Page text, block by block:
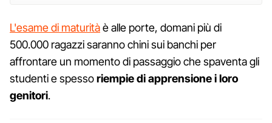
L'esame di maturitàè alle porte, domani più di
500.000 ragazzi saranno chini sui banchi per
affrontare un momento di passaggio che spaventa gli
studenti e spessoriempie di apprensione i loro
genitori.